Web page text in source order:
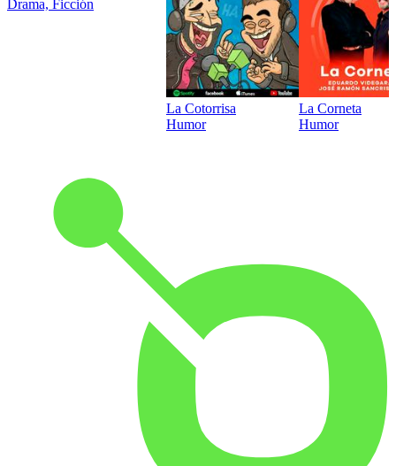
Drama, Ficción
La Cotorrisa
Humor
La Corneta
Humor